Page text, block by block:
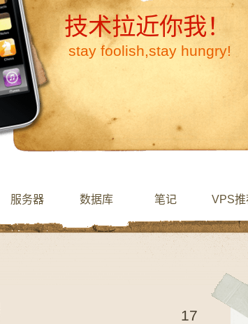
技术拉近你我！
stay foolish,stay hungry!
服务器 数据库 笔记 VPS推
17